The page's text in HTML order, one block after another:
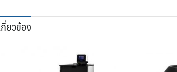
ยวข้อง